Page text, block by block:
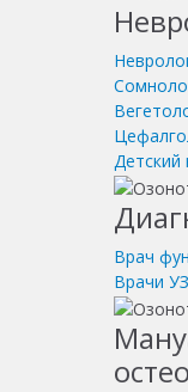
Детский
Врач
Врачи